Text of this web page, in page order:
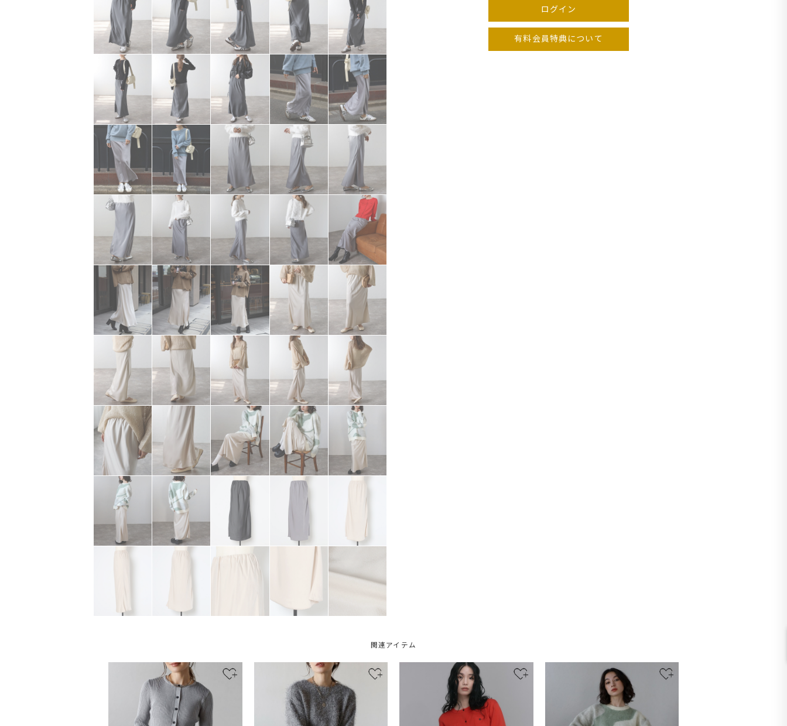
ログイン
有料会員特典について